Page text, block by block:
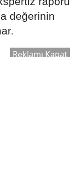
değerinin
Reklamı Kapat